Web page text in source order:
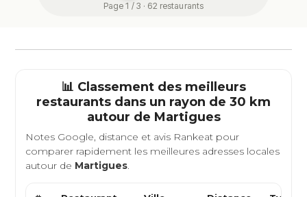
Page 1 / 3 · 62 restaurants
📊 Classement des meilleurs
restaurants dans un rayon de 30 km
autour de Martigues
Notes Google, distance et avis Rankeat pour
comparer rapidement les meilleures adresses locales
autour de Martigues.